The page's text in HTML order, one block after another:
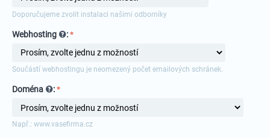
Doporučujeme zvolit instalaci našimi odborníky
Webhosting :
Součástí webhostingu je neomezený počet emailových schránek.
Doména :
Např.: www.vasefirma.cz